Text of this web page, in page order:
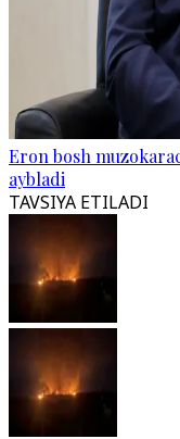
Eron bosh
aybladi
TAVSIYA ETILADI